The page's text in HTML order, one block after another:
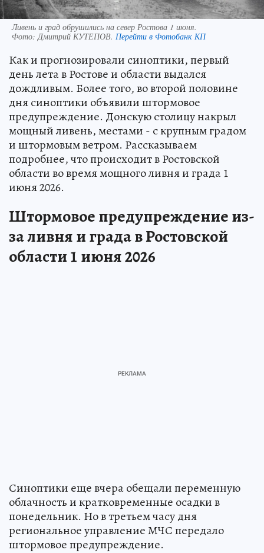
Ливень и град обрушились на север Ростова 1 июня.
Фото: Дмитрий КУТЕПОВ. Перейти в Фотобанк КП
Как и прогнозировали синоптики, первый
день лета в Ростове и области выдался
дождливым. Более того, во второй половине
дня синоптики объявили штормовое
предупреждение. Донскую столицу накрыл
мощный ливень, местами - с крупным градом
и штормовым ветром. Рассказываем
подробнее, что происходит в Ростовской
области во время мощного ливня и града 1
июня 2026.
Штормовое предупреждение из-
за ливня и града в Ростовской
области 1 июня 2026
Синоптики еще вчера обещали переменную
облачность и кратковременные осадки в
понедельник. Но в третьем часу дня
региональное управление МЧС передало
штормовое предупреждение.